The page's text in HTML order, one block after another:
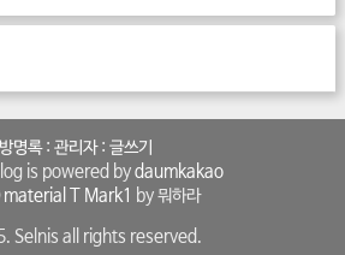
방명록: 관리자: 글쓰기
is powered bydaumkakao
material T Mark1 by 뭐하라
Selnis all rights reserved.